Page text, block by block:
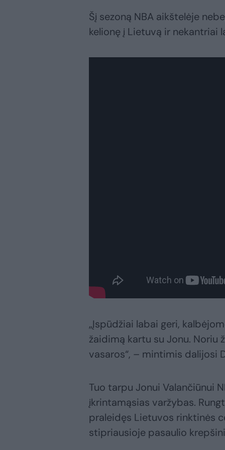
Šį sezoną NBA aikštelėje
kelionę į Lietuvą ir nekantriai
„Įspūdžiai labai geri,
žaidimą kartu su Jonu. Noriu
vasaros“, – mintimis dalijosi
Tuo tarpu Jonui Valančiūnui
įkrintamąsias varžybas.
praleidęs Lietuvos rinktinės
stipriausioje pasaulio